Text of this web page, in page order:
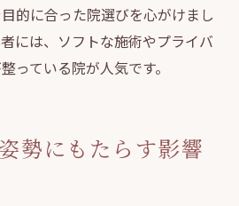
的に合った院選びを心がけまし
には、ソフトな施術やプライバ
っている院が人気です。
勢にもたらす影響